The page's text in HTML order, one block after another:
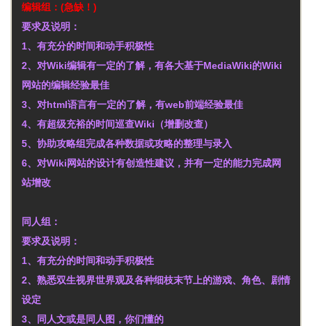
编辑组：(急缺！)
要求及说明：
1、有充分的时间和动手积极性
2、对Wiki编辑有一定的了解，有各大基于MediaWiki的Wiki
网站的编辑经验最佳
3、对html语言有一定的了解，有web前端经验最佳
4、有超级充裕的时间巡查Wiki（增删改查）
5、协助攻略组完成各种数据或攻略的整理与录入
6、对Wiki网站的设计有创造性建议，并有一定的能力完成网
站增改
同人组：
要求及说明：
1、有充分的时间和动手积极性
2、熟悉双生视界世界观及各种细枝末节上的游戏、角色、剧情
设定
3、同人文或是同人图，你们懂的